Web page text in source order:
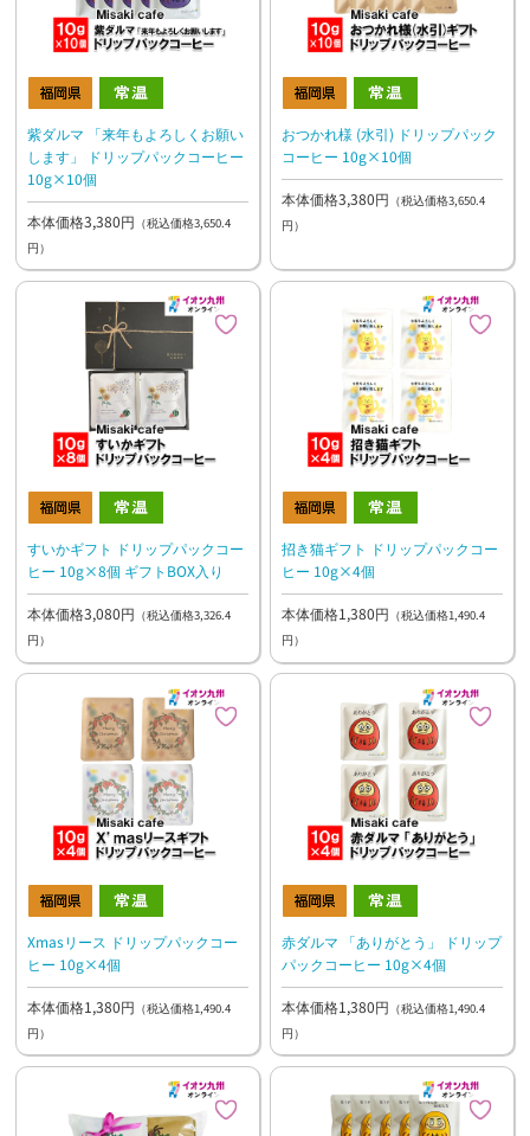
紫ダルマ 「来年もよろしくお願い
します」 ドリップパックコーヒー
10g×10個
本体価格3,380円 （税込価格3,650.4
円）
おつかれ様 (水引) ドリップパック
コーヒー 10g×10個
本体価格3,380円 （税込価格3,650.4
円）
すいかギフト ドリップパックコー
ヒー 10g×8個 ギフトBOX入り
本体価格3,080円 （税込価格3,326.4
円）
招き猫ギフト ドリップパックコー
ヒー 10g×4個
本体価格1,380円 （税込価格1,490.4
円）
Xmasリース ドリップパックコー
ヒー 10g×4個
本体価格1,380円 （税込価格1,490.4
円）
赤ダルマ 「ありがとう」 ドリップ
パックコーヒー 10g×4個
本体価格1,380円 （税込価格1,490.4
円）